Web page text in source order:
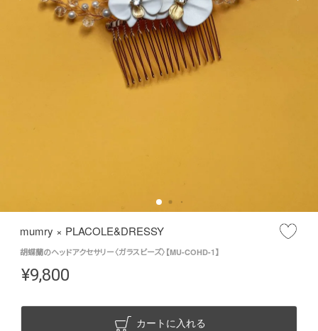
mumry × PLACOLE&DRESSY
胡蝶蘭のヘッドアクセサリー〈ガラスビーズ〉【MU-COHD-1】
¥9,800
カートに入れる